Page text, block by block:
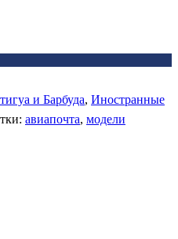
и Барбуда, Иностранные
авиапочта, модели